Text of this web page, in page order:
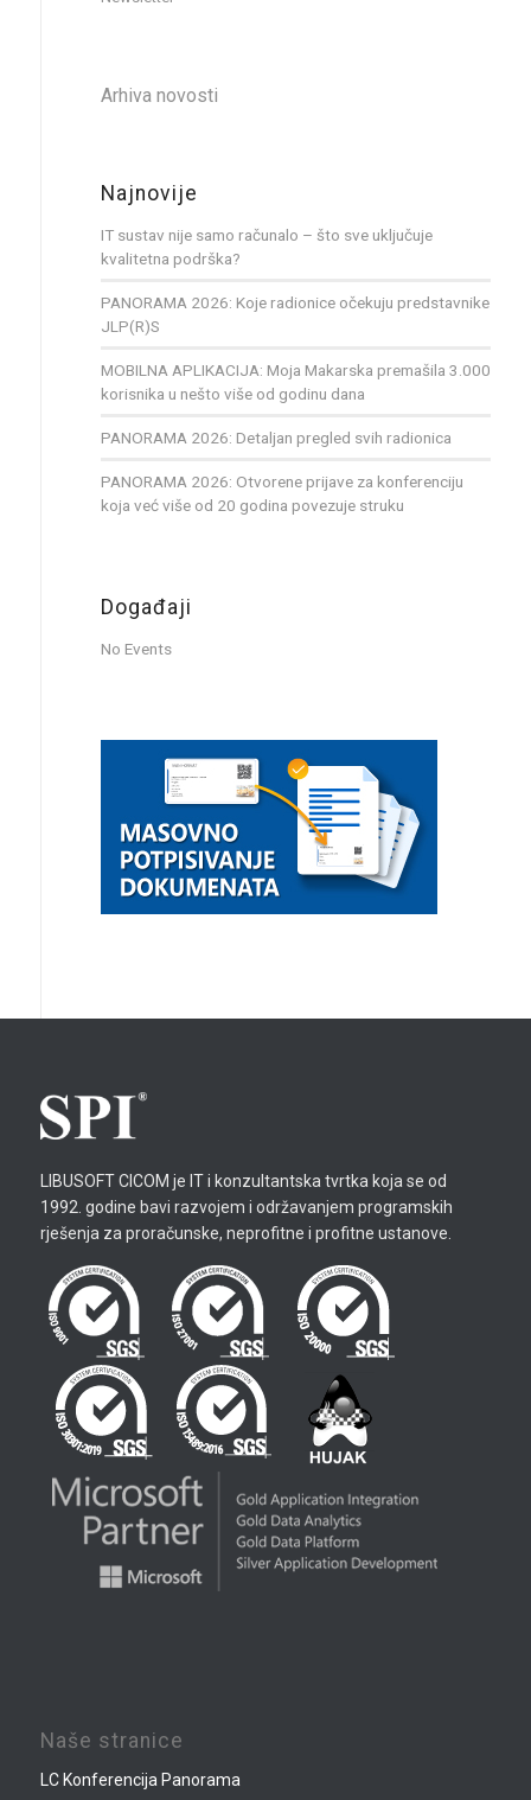
Arhiva novosti
Najnovije
IT sustav nije samo računalo – što sve uključuje
kvalitetna podrška?
PANORAMA 2026: Koje radionice očekuju predstavnike
JLP(R)S
MOBILNA APLIKACIJA: Moja Makarska premašila 3.000
korisnika u nešto više od godinu dana
PANORAMA 2026: Detaljan pregled svih radionica
PANORAMA 2026: Otvorene prijave za konferenciju
koja već više od 20 godina povezuje struku
Događaji
No Events
LIBUSOFT CICOM je IT i konzultantska tvrtka koja se od
1992. godine bavi razvojem i održavanjem programskih
rješenja za proračunske, neprofitne i profitne ustanove.
Naše stranice
LC Konferencija Panorama